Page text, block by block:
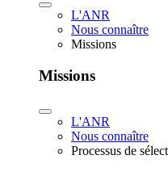
L'ANR
Nous connaître
Missions
Missions
L'ANR
Nous connaître
Processus de